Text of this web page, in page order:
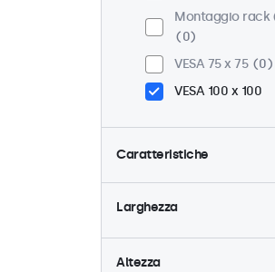
Montaggio rack
0
VESA 75 x 75
0
VESA 100 x 100
Caratteristiche
4:3 / 5:4
0
9-36 Volt
Dimmerabile
3
Lettore
Larghezza
Altezza